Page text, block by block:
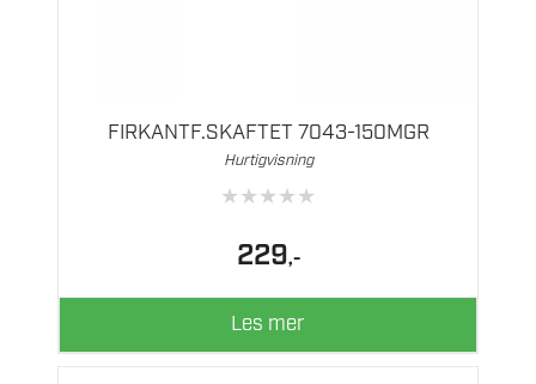
FIRKANTF.SKAFTET 7043-150MGR
Hurtigvisning
★★★★★
229,-
Les mer